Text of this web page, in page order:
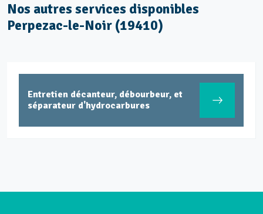
Nos autres services disponibles
Perpezac-le-Noir (19410)
Entretien décanteur, débourbeur, et
séparateur d'hydrocarbures